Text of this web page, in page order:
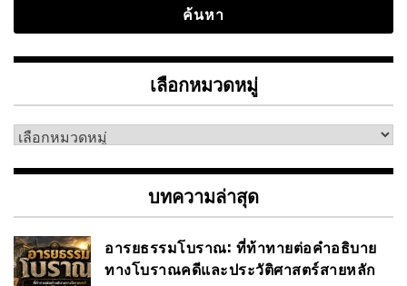
เลือกหมวดหมู่
เลือก
หมู่
บทความล่าสุด
อารยธรรมโบราณ: ที่ท้าทายต่อคำอธิบาย
ทางโบราณคดีและประวัติศาสตร์สายหลัก